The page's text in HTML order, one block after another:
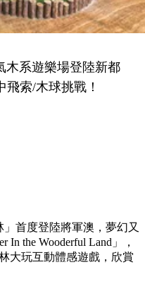
木系遊樂場登陸新都
索/木球挑戰！
首度登陸將軍澳，夢幻又
the Wooderful Land」，
大玩互動體感遊戲，欣賞